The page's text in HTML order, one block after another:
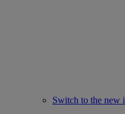
Switch to the new